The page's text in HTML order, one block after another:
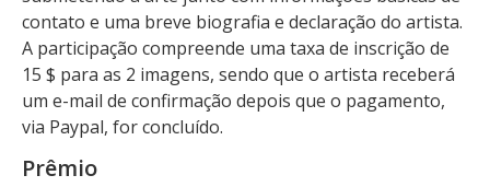
contato e uma breve biografia e declaração do artista.
A participação compreende uma taxa de inscrição de
15 $ para as 2 imagens, sendo que o artista receberá
um e-mail de confirmação depois que o pagamento,
via Paypal, for concluído.
Prêmio